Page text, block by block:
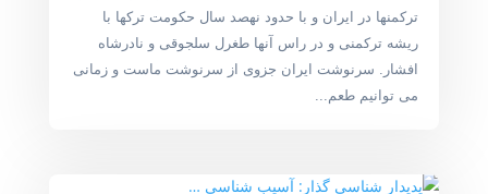
ترکمنها در ایران و با حدود نهصد سال حکومت ترکها با
ریشه ترکمنی و در راس آنها طغرل سلجوقی و نادرشاه
افشار. سرنوشت ایران جزوی از سرنوشت ماست و زمانی
می توانیم طعم...